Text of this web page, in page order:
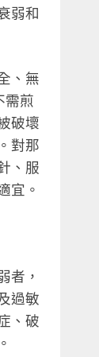
弱和
、無
需煎
破壞
對那
、服
宜。
者，
過敏
、破